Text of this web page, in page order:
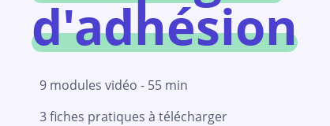
d'adhésion
9 modules vidéo - 55 min
3 fiches pratiques à télécharger